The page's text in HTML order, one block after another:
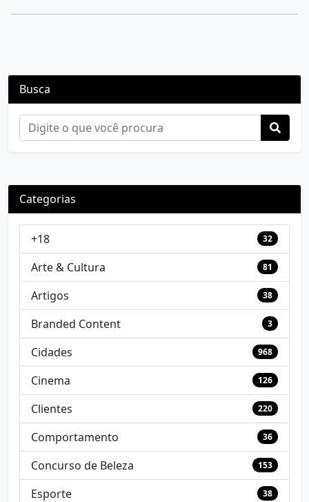
Busca
Categorias
+18 32
Arte & Cultura 81
Artigos 38
Branded Content 3
Cidades 968
Cinema 126
Clientes 220
Comportamento 36
Concurso de Beleza 153
Esporte 38